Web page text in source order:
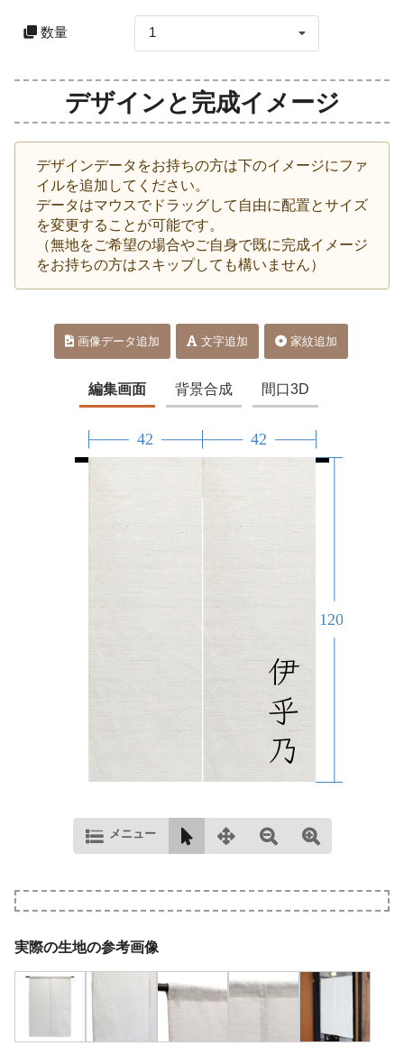
数量 1
デザインと完成イメージ
デザインデータをお持ちの方は下のイメージにファ
イルを追加してください。
データはマウスでドラッグして自由に配置とサイズ
を変更することが可能です。
（無地をご希望の場合やご自身で既に完成イメージ
をお持ちの方はスキップしても構いません）
画像データ追加 文字追加 家紋追加
編集画面 背景合成 間口3D
メニュー
実際の生地の参考画像